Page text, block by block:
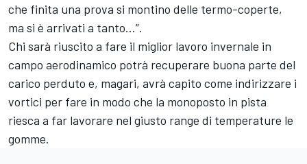
che finita una prova si montino delle termo-coperte,
ma si è arrivati a tanto…”.
Chi sarà riuscito a fare il miglior lavoro invernale in
campo aerodinamico potrà recuperare buona parte del
carico perduto e, magari, avrà capito come indirizzare i
vortici per fare in modo che la monoposto in pista
riesca a far lavorare nel giusto range di temperature le
gomme.